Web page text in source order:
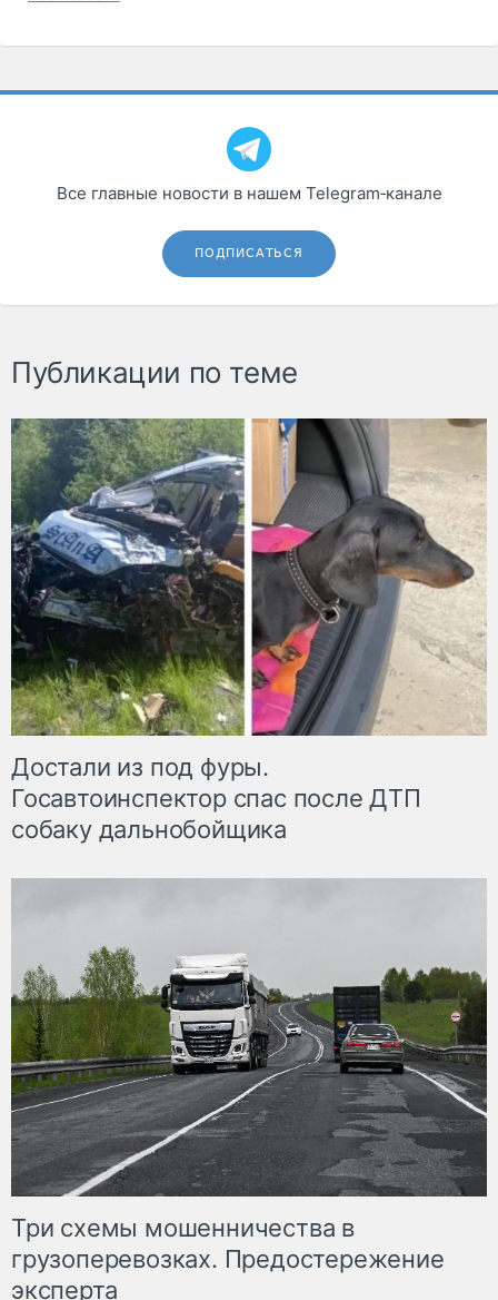
Все главные новости в нашем Telegram‑канале
ПОДПИСАТЬСЯ
Публикации по теме
Достали из под фуры.
Госавтоинспектор спас после ДТП
собаку дальнобойщика
Три схемы мошенничества в
грузоперевозках. Предостережение
эксперта